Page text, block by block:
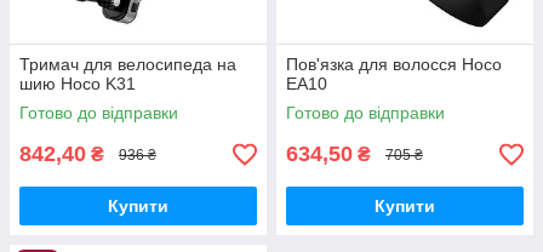
Тримач для велосипеда на
шию Hoco K31
Готово до відправки
842,40 ₴ 936 ₴
Купити
Пов'язка для волосся Hoco
EA10
Готово до відправки
634,50 ₴ 705 ₴
Купити